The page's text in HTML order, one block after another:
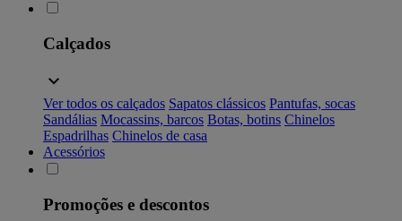
Calçados
Ver todos os calçados Sapatos clássicos Pantufas, socas
Sandálias Mocassins, barcos Botas, botins Chinelos
Espadrilhas Chinelos de casa
Acessórios
Promoções e descontos